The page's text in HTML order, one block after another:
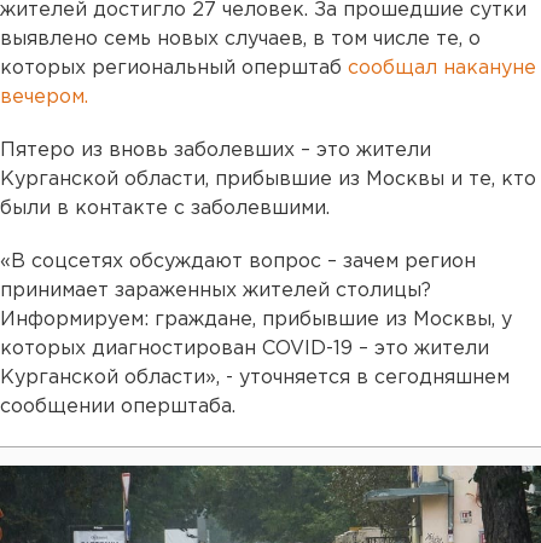
жителей достигло 27 человек. За прошедшие сутки
выявлено семь новых случаев, в том числе те, о
которых региональный оперштаб сообщал накануне
вечером.
Пятеро из вновь заболевших – это жители
Курганской области, прибывшие из Москвы и те, кто
были в контакте с заболевшими.
«В соцсетях обсуждают вопрос – зачем регион
принимает зараженных жителей столицы?
Информируем: граждане, прибывшие из Москвы, у
которых диагностирован COVID-19 – это жители
Курганской области», - уточняется в сегодняшнем
сообщении оперштаба.